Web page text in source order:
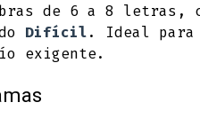
de 6 a 8 letras,
Difícil. Ideal para
exigente.